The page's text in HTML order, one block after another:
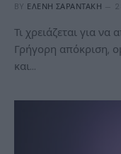
BY ΕΛΈΝΗ ΣΑΡΑΝΤΆΚΗ
Τι χρειάζεται για να
Γρήγορη απόκριση,
και…